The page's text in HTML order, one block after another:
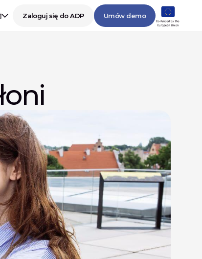
Zaloguj się do ADP Umów demo